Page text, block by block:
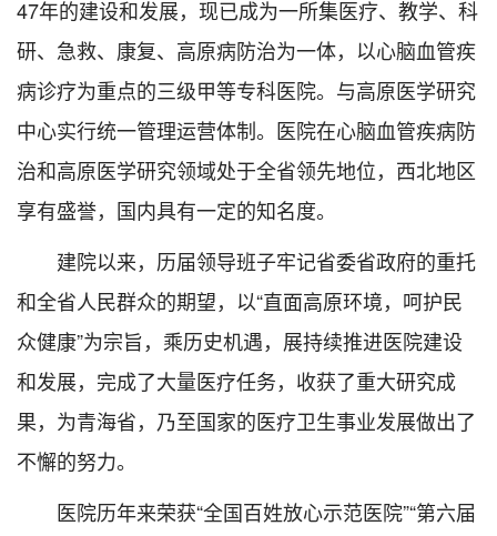
47年的建设和发展，现已成为一所集医疗、教学、科
研、急救、康复、高原病防治为一体，以心脑血管疾
病诊疗为重点的三级甲等专科医院。与高原医学研究
中心实行统一管理运营体制。医院在心脑血管疾病防
治和高原医学研究领域处于全省领先地位，西北地区
享有盛誉，国内具有一定的知名度。
建院以来，历届领导班子牢记省委省政府的重托
和全省人民群众的期望，以“直面高原环境，呵护民
众健康”为宗旨，乘历史机遇，展持续推进医院建设
和发展，完成了大量医疗任务，收获了重大研究成
果，为青海省，乃至国家的医疗卫生事业发展做出了
不懈的努力。
医院历年来荣获“全国百姓放心示范医院”“第六届